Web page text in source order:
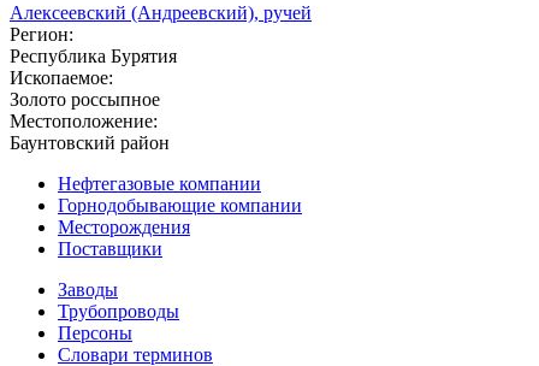
Алексеевский (Андреевский), ручей
Регион:
Республика Бурятия
Ископаемое:
Золото россыпное
Местоположение:
Баунтовский район
Нефтегазовые компании
Горнодобывающие компании
Месторождения
Поставщики
Заводы
Трубопроводы
Персоны
Словари терминов